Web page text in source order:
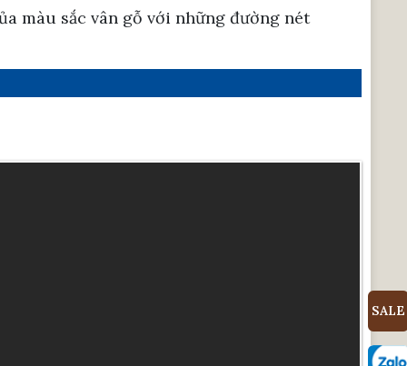
màu sắc vân gỗ với những đường nét
SALE